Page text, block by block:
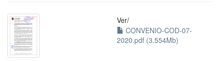
Ver/
CONVENIO-COD-07-
2020.pdf (3.554Mb)